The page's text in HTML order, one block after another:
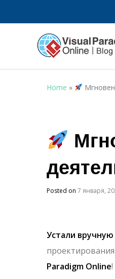
Home »
Posted on 7 января,
Устали
Paradigm Online!